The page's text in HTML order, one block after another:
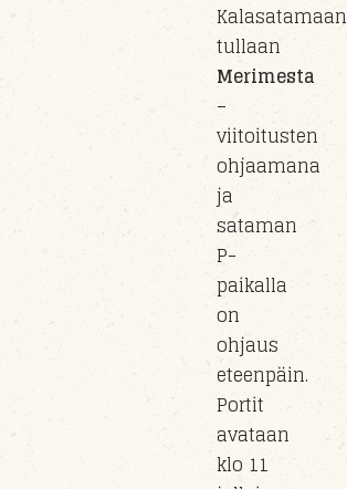
Kalasatamaan
tullaan
Merimesta
–
viitoitusten
ohjaamana
ja
sataman
P-
paikalla
on
ohjaus
eteenpäin.
Portit
avataan
klo 11